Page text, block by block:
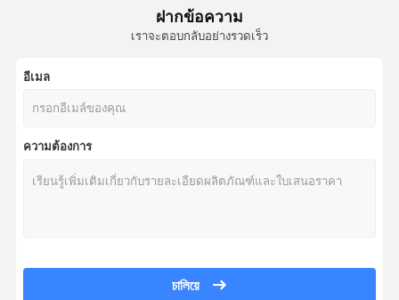
ฝากข้อความ
เราจะตอบกลับอย่างรวดเร็ว
อีเมล
ความต้องการ
চালিয়ে